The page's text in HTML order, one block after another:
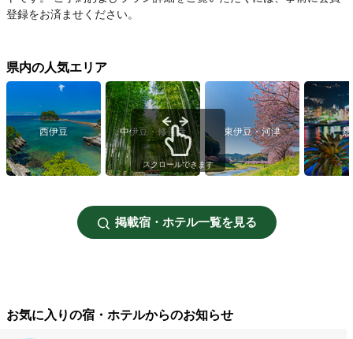
登録をお済ませください。
県内の人気エリア
西伊豆 中伊豆・修善寺 東伊豆・河津 熱
スクロールできます
掲載宿・ホテル一覧を見る
お気に入りの宿・ホテルからのお知らせ